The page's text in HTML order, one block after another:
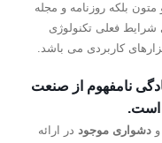
بلکه روزنامه و مجله
فعلی تکنولوژی
کاربردی می باشد.
نامفهوم از صنعت
است.
دشواری موجود در ارائه